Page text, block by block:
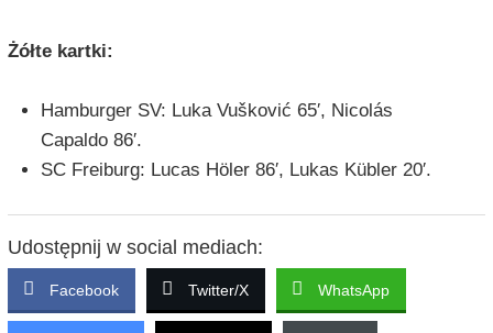
Żółte kartki:
Hamburger SV: Luka Vušković 65′, Nicolás
Capaldo 86′.
SC Freiburg: Lucas Höler 86′, Lukas Kübler 20′.
Udostępnij w social mediach:
Facebook Twitter/X WhatsApp